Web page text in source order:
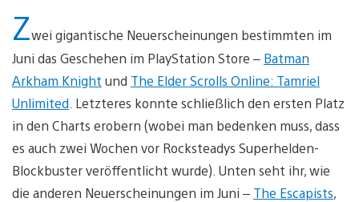
Zwei gigantische Neuerscheinungen bestimmten im
Juni das Geschehen im PlayStation Store – Batman
Arkham Knight und The Elder Scrolls Online: Tamriel
Unlimited . Letzteres konnte schließlich den ersten Platz
in den Charts erobern (wobei man bedenken muss, dass
es auch zwei Wochen vor Rocksteadys Superhelden-
Blockbuster veröffentlicht wurde). Unten seht ihr, wie
die anderen Neuerscheinungen im Juni – The Escapists,